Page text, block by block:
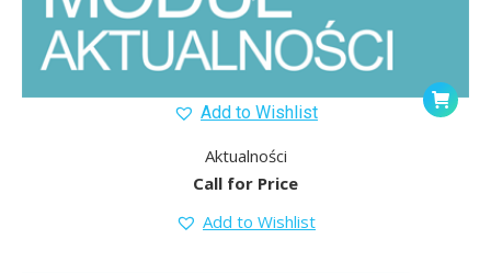
Add to Wishlist
Aktualności
Call for Price
Add to Wishlist